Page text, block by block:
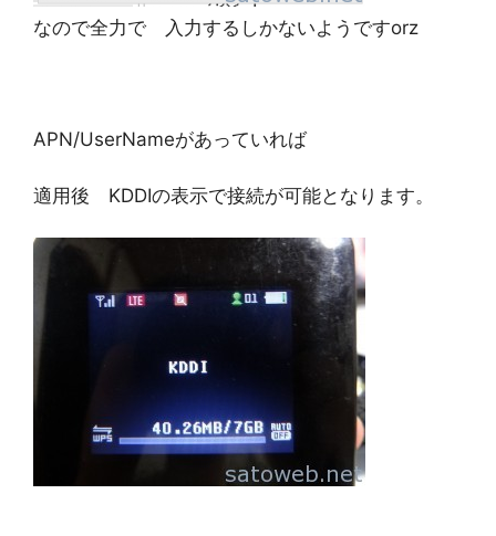
なので全力で 入力するしかないようですorz
APN/UserNameがあっていれば
適用後 KDDIの表示で接続が可能となります。